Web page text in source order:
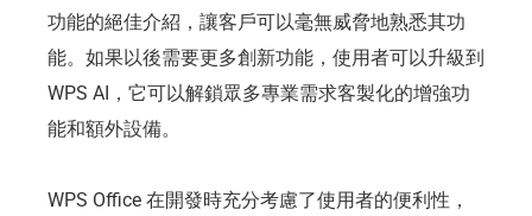
功能的絕佳介紹，讓客戶可以毫無威脅地熟悉其功
能。如果以後需要更多創新功能，使用者可以升級到
WPS AI，它可以解鎖眾多專業需求客製化的增強功
能和額外設備。
WPS Office 在開發時充分考慮了使用者的便利性，